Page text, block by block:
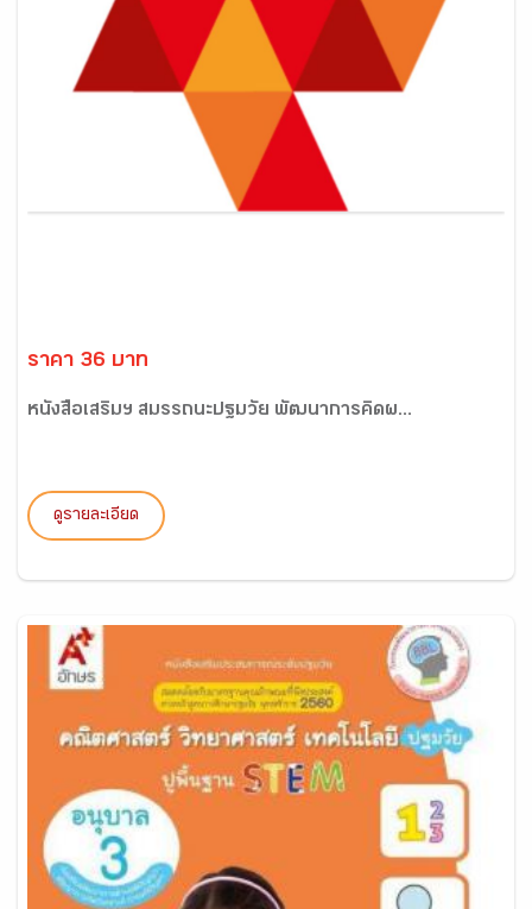
ราคา 36 บาท
หนังสือเสริมฯ สมรรถนะปฐมวัย พัฒนาการคิดผ...
ดูรายละเอียด